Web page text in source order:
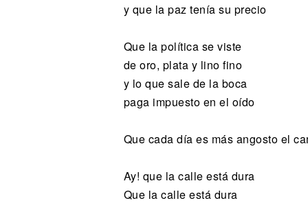
y que la paz tenía su precio
Que la política se viste
de oro, plata y lino fino
y lo que sale de la boca
paga impuesto en el oído
Que cada día es más angosto el
Ay! que la calle está dura
Que la calle está dura